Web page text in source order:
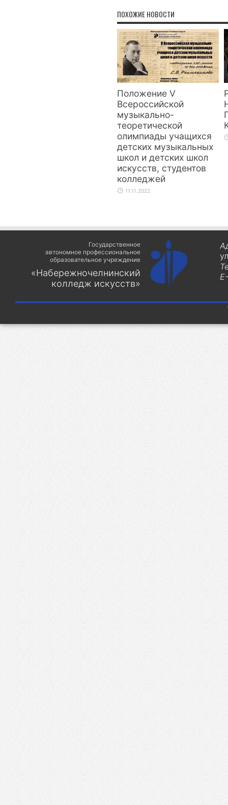
ПОХОЖИЕ НОВОСТИ
Положение V
Всероссийской
музыкально-
теоретической
олимпиады учащихся
детских музыкальных
школ и детских школ
искусств, студентов
колледжей
11.11.2022
Государственное
автономное профессиональное
образовательное учреждение
«Набережночелнинский
колледж искусств»